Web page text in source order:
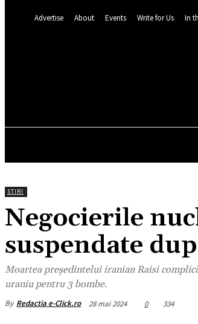
Advertise About Events Write for Us In
STIRI
Negocierile
suspendate
Moartea președintelui iranian Raisi
uraniu pentru 3 bombe.
By Redactia e-Click.ro 28 mai 2024 0 334